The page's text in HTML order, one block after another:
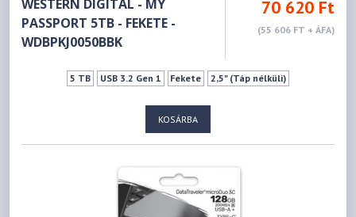
WESTERN DIGITAL - MY
PASSPORT 5TB - FEKETE -
WDBPKJ0050BBK
70 620 Ft
(55 606 FT + ÁFA)
5 TB USB 3.2 Gen 1 Fekete 2,5" (Táp nélküli)
KOSÁRBA